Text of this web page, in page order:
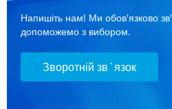
Напишіть нам! Ми обов'язково
допоможемо з вибором.
Зворотній зв`язок